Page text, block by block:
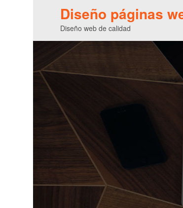
Diseño páginas
Diseño web de calidad